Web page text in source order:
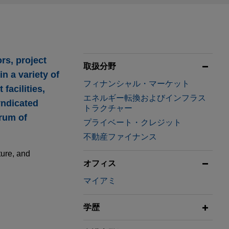
project
a variety of
facilities,
of
and
取扱分野
フィナンシャル・マーケット
エネルギー転換およびインフラス
トラクチャー
プライベート・クレジット
不動産ファイナンス
オフィス
マイアミ
学歴